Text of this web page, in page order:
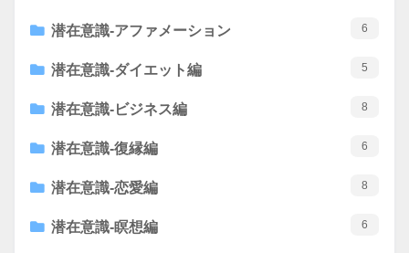
潜在意識-アファメーション 6
潜在意識-ダイエット編 5
潜在意識-ビジネス編 8
潜在意識-復縁編 6
潜在意識-恋愛編 8
潜在意識-瞑想編 6